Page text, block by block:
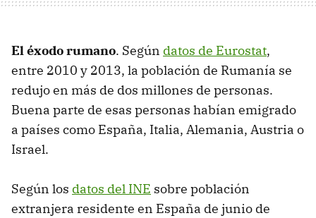
El éxodo rumano. Según datos de Eurostat,
entre 2010 y 2013, la población de Rumanía se
redujo en más de dos millones de personas.
Buena parte de esas personas habían emigrado
a países como España, Italia, Alemania, Austria o
Israel.
Según los datos del INE sobre población
extranjera residente en España de junio de